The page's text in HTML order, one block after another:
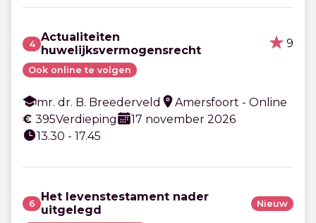
4 Actualiteiten
huwelijksvermogensrecht
9
Ook online te volgen
mr. dr. B. Breederveld
Amersfoort - Online
€ 395Verdieping
17 november 2026
13.30 - 17.45
6
Het levenstestament nader
uitgelegd
Nieuw